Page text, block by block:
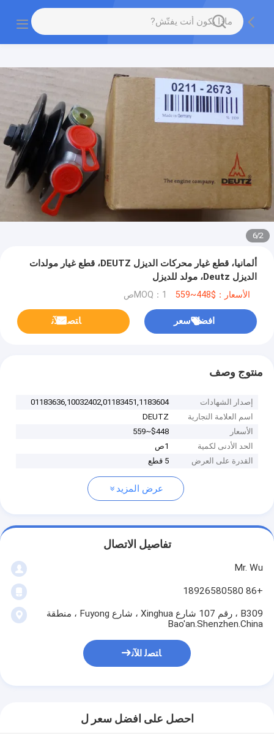
2
/
6
ألمانيا، قطع غيار محركات الديزل DEUTZ، قطع غيار مولدات
الديزل Deutz، مولد للديزل
DEUTZ،01183636,10032402,01183451,1183604
الأسعار：$448~559 MOQ：1ص
افضل سعر ﺎﺘﺼﻟ ﺍﻶﻧ
منتوج وصف
إصدار الشهادات
01183636,10032402,01183451,1183604
اسم العلامة التجارية
DEUTZ
الأسعار
$448~559
الحد الأدنى لكمية
1ص
القدرة على العرض
5 قطع
عرض المزيد
تفاصيل الاتصال
Mr. Wu
+86 18926580580
B309 ، رقم 107 شارع Xinghua ، شارع Fuyong ، منطقة
Bao'an.Shenzhen.China
ﺎﺘﺼﻟ ﺍﻶﻧ
احصل على افضل سعر ل